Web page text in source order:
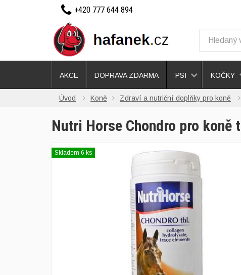
Úvod Koně Zdraví a nutriční doplňky pro koně
Nutri Horse Chondro pro koně
Skladem 6 ks
AKCE DOPRAVA ZDARMA PSI KOČKY
+420 777 644 894